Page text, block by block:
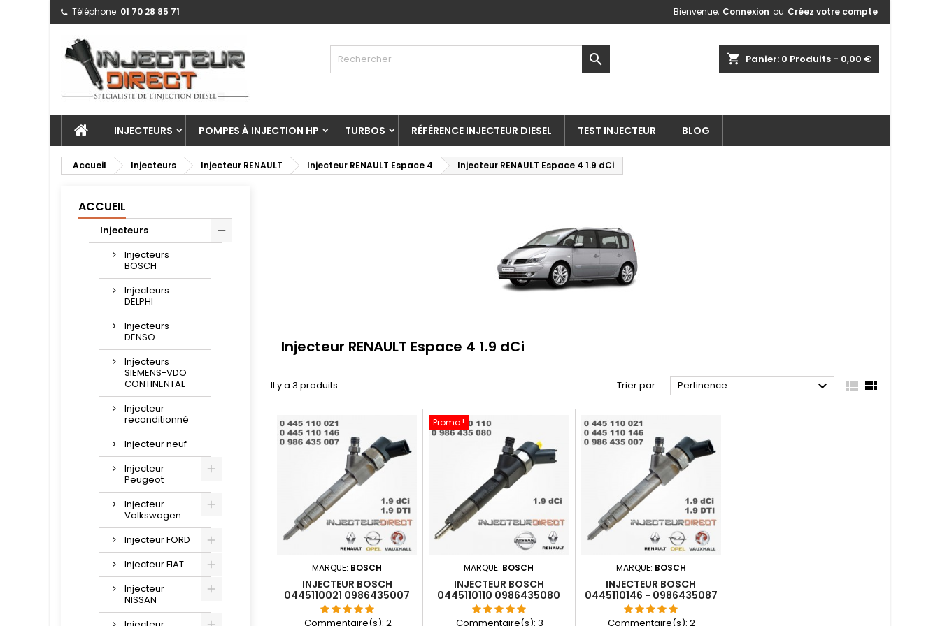
Téléphone: 01 70 28 85 71 Bienvenue, Connexion ou Créez votre compte
shopping_cart Panier: 0 Produits - 0,00 €

INJECTEURS POMPES À INJECTION HP TURBOS RÉFÉRENCE INJECTEUR DIESEL TEST INJECTEUR BLOG
Accueil Injecteurs Injecteur RENAULT Injecteur RENAULT Espace 4 Injecteur RENAULT Espace 4 1.9 dCi
ACCUEIL
Injecteurs
Injecteurs
BOSCH
Injecteurs
DELPHI
Injecteurs
DENSO
Injecteurs
SIEMENS-VDO
CONTINENTAL
Injecteur
reconditionné
Injecteur neuf
Injecteur
Peugeot
Injecteur
Volkswagen
Injecteur FORD
Injecteur FIAT
Injecteur
NISSAN
Injecteur RENAULT Espace 4 1.9 dCi
Il y a 3 produits. Trier par : Pertinence   
MARQUE: BOSCH
INJECTEUR BOSCH
0445110021 0986435007
0445110056 93169139
93183595
Commentaire(s): 2
Promo !
MARQUE: BOSCH
INJECTEUR BOSCH
0445110110 0986435080
1.9DCI 8200100272
166009330R
Commentaire(s): 3
MARQUE: BOSCH
INJECTEUR BOSCH
0445110146 - 0986435087
Commentaire(s):2